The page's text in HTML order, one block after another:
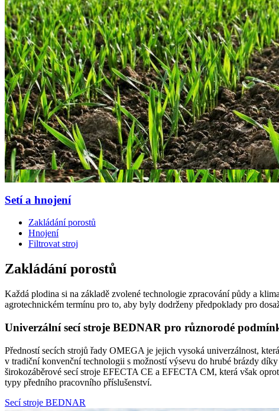
Setí a hnojení
Zakládání porostů
Hnojení
Filtrovat stroj
Zakládání porostů
Každá plodina si na základě zvolené technologie zpracování půdy a
agrotechnickém termínu pro to, aby byly dodrženy předpoklady pro
Univerzální secí stroje BEDNAR pro různorodé
Předností secích strojů řady OMEGA je jejich vysoká univerzálnost,
v tradiční konvenční technologii s možností výsevu do hrubé brázdy
širokozáběrové secí stroje EFECTA CE a EFECTA CM, která však
typy předního pracovního příslušenství.
Secí stroje BEDNAR